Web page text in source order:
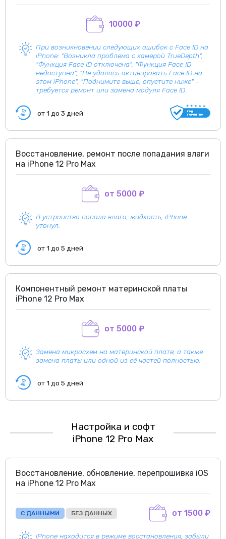
10000 ₽
При возникновении следующих ошибок с Face ID на
iPhone: "Возникла проблема с камерой TrueDepth",
"Функция Face ID отключена", "Функция Face ID
недоступна", "Не удалось активировать Face ID на
этом iPhone", "Поднимите выше, опустите ниже" -
требуется ремонт или замена модуля Face ID.
от 1 до 3 дней
Восстановление, ремонт после попадания влаги
на iPhone 12 Pro Max
от 5000 ₽
В устройство попала влага, жидкость, iPhone
утонул.
от 1 до 5 дней
Компонентный ремонт материнской платы
iPhone 12 Pro Max
от 5000 ₽
Замена микросхем на материнской плате, а также
замена платы или одной из её частей полностью.
от 1 до 5 дней
Настройка и софт
iPhone 12 Pro Max
Восстановление, обновление, перепрошивка iOS
на iPhone 12 Pro Max
от 1500 ₽
С ДАННЫМИ БЕЗ ДАННЫХ
iPhone находится в режиме восстановления, забыли